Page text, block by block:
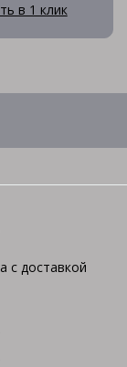
в 1 клик
с доставкой